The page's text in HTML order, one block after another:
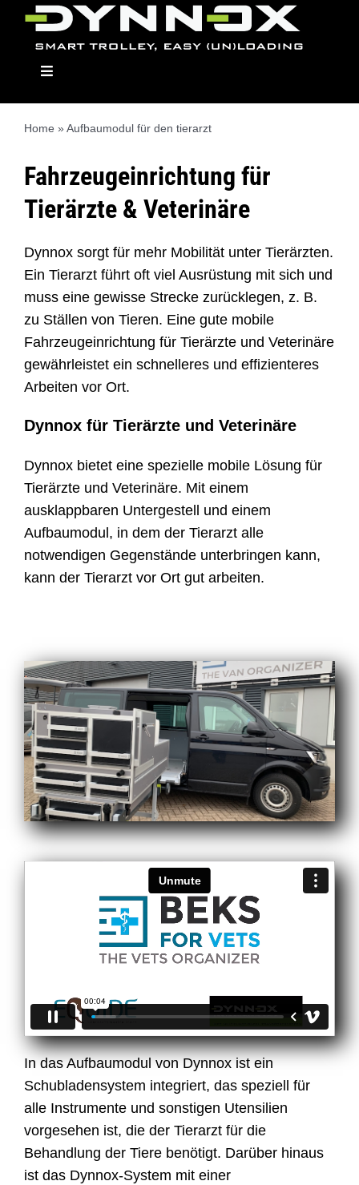
Skip
Toggle
Dynnox
Die Modelle
Aufbaumodule
Händler
Kontakt
Shop
Home »Aufbaumodul für den tierarzt
Fahrzeugeinrichtung für
Tierärzte & Veterinäre
Dynnox sorgt für mehr Mobilität unter Tierärzten.
Ein Tierarzt führt oft viel Ausrüstung mit sich und
muss eine gewisse Strecke zurücklegen, z. B.
zu Ställen von Tieren. Eine gute mobile
Fahrzeugeinrichtung für Tierärzte und Veterinäre
gewährleistet ein schnelleres und effizienteres
Arbeiten vor Ort.
Dynnox für Tierärzte und Veterinäre
Dynnox bietet eine spezielle mobile Lösung für
Tierärzte und Veterinäre. Mit einem
ausklappbaren Untergestell und einem
Aufbaumodul, in dem der Tierarzt alle
notwendigen Gegenstände unterbringen kann,
kann der Tierarzt vor Ort gut arbeiten.
In das Aufbaumodul von Dynnox ist ein
Schubladensystem integriert, das speziell für
alle Instrumente und sonstigen Utensilien
vorgesehen ist, die der Tierarzt für die
Behandlung der Tiere benötigt. Darüber hinaus
ist das Dynnox-System mit einer